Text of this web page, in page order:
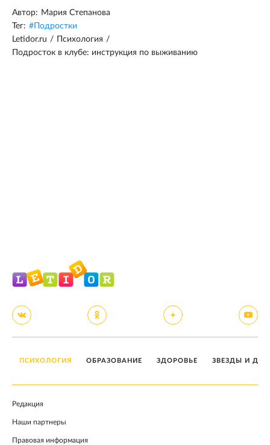
Автор: Мария Степанова
Тег: # Подростки
Letidor.ru / Психология /
Подросток в клубе: инструкция по выживанию
ПСИХОЛОГИЯ ОБРАЗОВАНИЕ ЗДОРОВЬЕ ЗВЕЗДЫ И
Редакция
Наши партнеры
Правовая информация